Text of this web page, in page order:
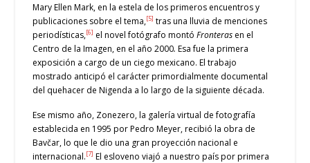
Mary Ellen Mark, en la estela de los primeros encuentros y
publicaciones sobre el tema,[5] tras una lluvia de menciones
periodísticas,[6] el novel fotógrafo montóFronteras en el
Centro de la Imagen, en el año 2000.Esa fue la primera
exposición a cargo de un ciego mexicano. El trabajo
mostrado anticipó el carácter primordialmente documental
del quehacer de Nigenda a lo largo de la siguiente década.
Ese mismo año, Zonezero, la galería virtual de fotografía
establecida en 1995 por Pedro Meyer, recibió la obra de
Bavčar, lo que le dio una gran proyección nacional e
internacional.[7] El esloveno viajó a nuestro país por primera